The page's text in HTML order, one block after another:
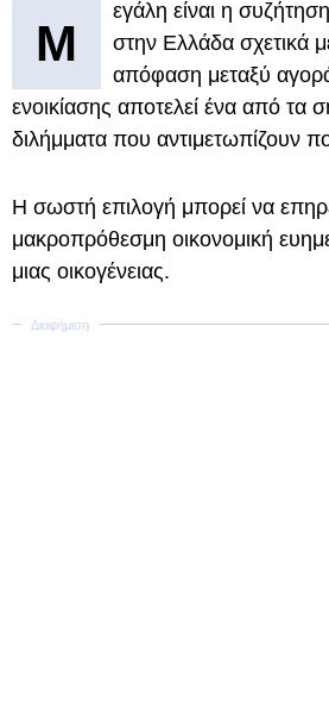
Μ
εγάλη είναι η
στην Ελλάδα σχετικά
απόφαση μεταξύ
ενοικίασης αποτελεί ένα από τα
διλήμματα που αντιμετωπίζουν
Η σωστή επιλογή μπορεί να
μακροπρόθεσμη οικονομική
μιας οικογένειας.